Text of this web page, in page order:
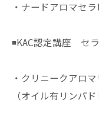
・ナードアロマセ
◾️KAC認定講座 セ
・クリニークアロ
（オイル有リンパド